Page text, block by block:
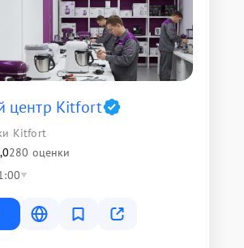
центр Kitfort
Kitfort
280 оценки